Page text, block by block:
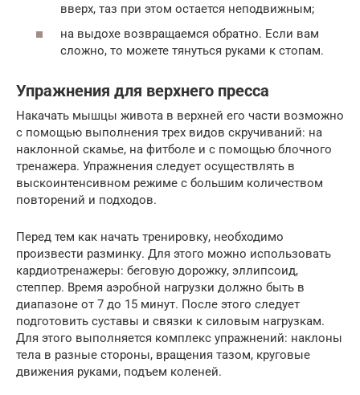
вверх, таз при этом остается неподвижным;
на выдохе возвращаемся обратно. Если вам
сложно, то можете тянуться руками к стопам.
Упражнения для верхнего пресса
Накачать мышцы живота в верхней его части возможно
с помощью выполнения трех видов скручиваний: на
наклонной скамье, на фитболе и с помощью блочного
тренажера. Упражнения следует осуществлять в
выскоинтенсивном режиме с большим количеством
повторений и подходов.
Перед тем как начать тренировку, необходимо
произвести разминку. Для этого можно использовать
кардиотренажеры: беговую дорожку, эллипсоид,
степпер. Время аэробной нагрузки должно быть в
диапазоне от 7 до 15 минут. После этого следует
подготовить суставы и связки к силовым нагрузкам.
Для этого выполняется комплекс упражнений: наклоны
тела в разные стороны, вращения тазом, круговые
движения руками, подъем коленей.